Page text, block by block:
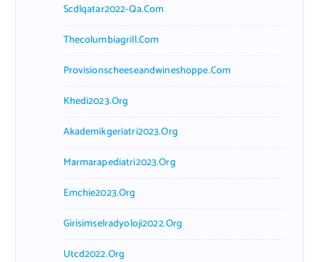
Scdlqatar2022-Qa.com
Thecolumbiagrill.com
Provisionscheeseandwineshoppe.com
Khedi2023.org
Akademikgeriatri2023.org
Marmarapediatri2023.org
Emchie2023.org
Girisimselradyoloji2022.org
Utcd2022.org